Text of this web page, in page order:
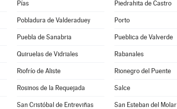
Pías Piedrahita de Castro
Pobladura de Valderaduey Porto
Puebla de Sanabria Pueblica de Valverde
Quiruelas de Vidriales Rabanales
Riofrío de Aliste Rionegro del Puente
Rosinos de la Requejada Salce
San Cristóbal de Entreviñas San Esteban del Molar